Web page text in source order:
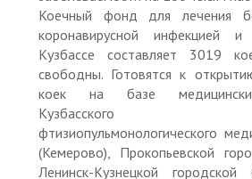
Коечный фонд для лечения
коронавирусной инфекцией
Кузбассе составляет 3019
свободны. Готовятся к
коек на базе
Кузбасского
фтизиопульмонологического
(Кемерово), Прокопьевской
Ленинск-Кузнецкой